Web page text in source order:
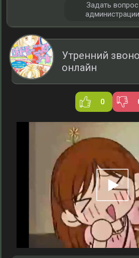
Утренний
онлайн
0
Задать вопрос
администрации